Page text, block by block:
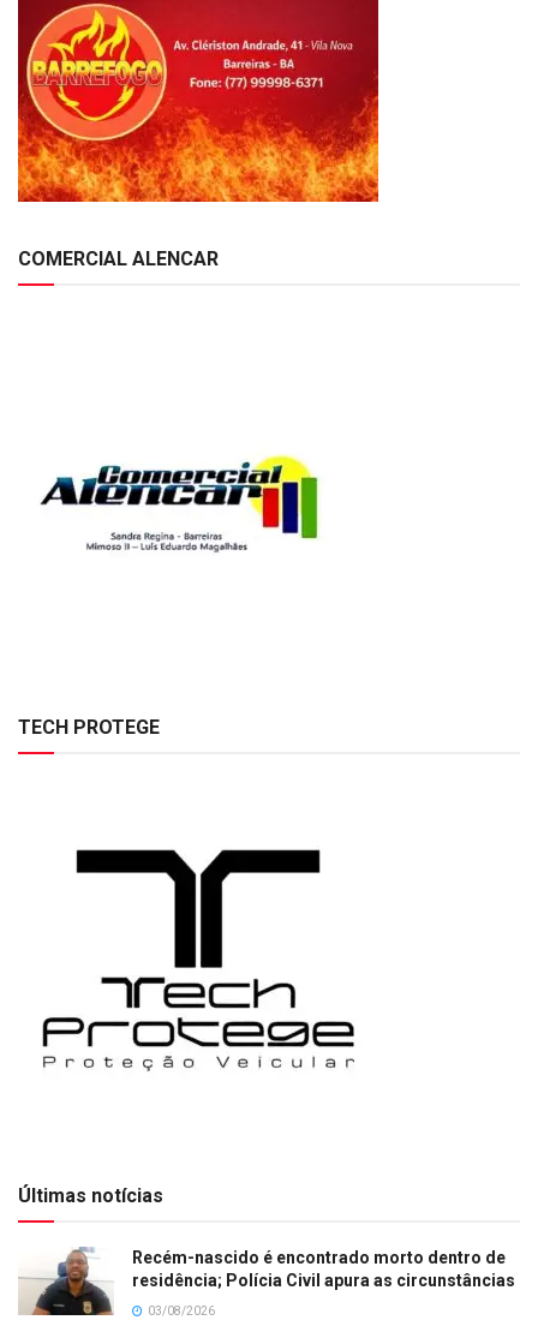
COMERCIAL ALENCAR
TECH PROTEGE
Últimas notícias
Recém-nascido é encontrado morto dentro de
residência; Polícia Civil apura as circunstâncias
03/08/2026